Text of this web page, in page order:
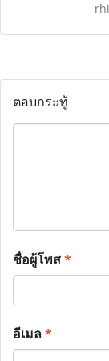
ตอบกระทู้
ชื่อผู้โพส*
อีเมล*